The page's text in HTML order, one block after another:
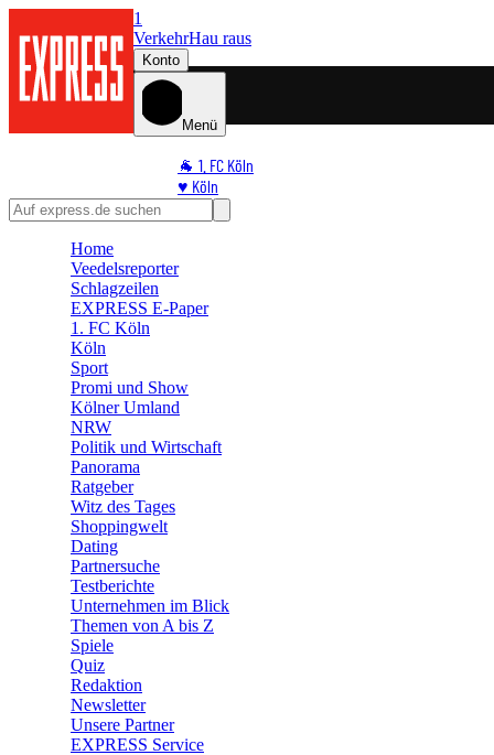
1
VerkehrHau raus
Konto
Menü
🐐 1. FC Köln
♥️ Köln
⭐ Promi
🛒 Shoppingwelt
Home
Veedelsreporter
Schlagzeilen
EXPRESS E-Paper
1. FC Köln
Köln
Sport
Promi und Show
Kölner Umland
NRW
Politik und Wirtschaft
Panorama
Ratgeber
Witz des Tages
Shoppingwelt
Dating
Partnersuche
Testberichte
Unternehmen im Blick
Themen von A bis Z
Spiele
Quiz
Redaktion
Newsletter
Unsere Partner
EXPRESS Service